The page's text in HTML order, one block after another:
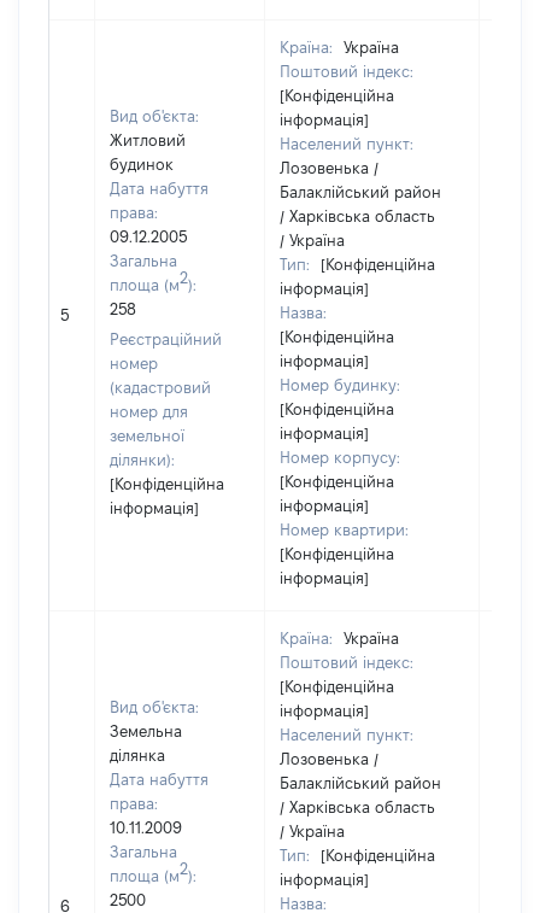
5
Вид об'єкта:
Житловий
будинок
Дата набуття
права:
09.12.2005
Загальна
площа (м2):
258
Реєстраційний
номер
(кадастровий
номер для
земельної
ділянки):
[Конфіденційна
інформація]
Країна:
Україна
Поштовий індекс:
[Конфіденційна
інформація]
Населений пункт:
Лозовенька /
Балаклійський район
/ Харківська область
/ Україна
Тип:
[Конфіденційна
інформація]
Назва:
[Конфіденційна
інформація]
Номер будинку:
[Конфіденційна
інформація]
Номер корпусу:
[Конфіденційна
інформація]
Номер квартири:
[Конфіденційна
інформація]
6
Вид об'єкта:
Земельна
ділянка
Дата набуття
права:
10.11.2009
Загальна
площа (м2):
2500
Країна:
Україна
Поштовий індекс:
[Конфіденційна
інформація]
Населений пункт:
Лозовенька /
Балаклійський район
/ Харківська область
/ Україна
Тип:
[Конфіденційна
інформація]
Назва: